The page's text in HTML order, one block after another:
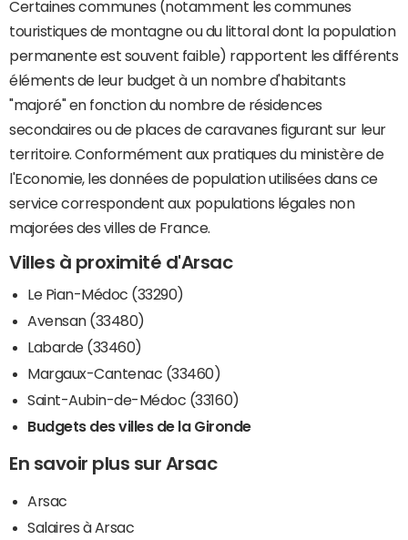
Certaines communes (notamment les communes
touristiques de montagne ou du littoral dont la population
permanente est souvent faible) rapportent les différents
éléments de leur budget à un nombre d'habitants
"majoré" en fonction du nombre de résidences
secondaires ou de places de caravanes figurant sur leur
territoire. Conformément aux pratiques du ministère de
l'Economie, les données de population utilisées dans ce
service correspondent aux populations légales non
majorées des villes de France.
Villes à proximité d'Arsac
Le Pian-Médoc (33290)
Avensan (33480)
Labarde (33460)
Margaux-Cantenac (33460)
Saint-Aubin-de-Médoc (33160)
Budgets des villes de la Gironde
En savoir plus sur Arsac
Arsac
Salaires à Arsac